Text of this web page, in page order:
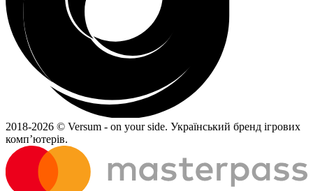
2018-2026 © Versum - on your side. Український бренд ігрових
комп’ютерів.